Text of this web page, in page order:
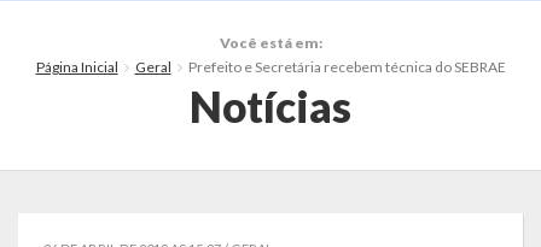
Você está em:
Página Inicial
Geral Prefeito e Secretária recebem técnica do SEBRAE
Notícias